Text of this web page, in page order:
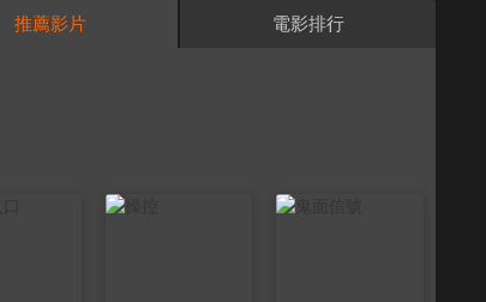
推薦影片 電影排行